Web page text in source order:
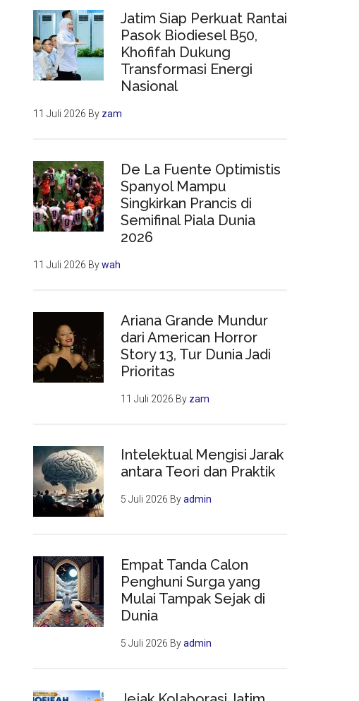
Jatim Siap Perkuat Rantai
Pasok Biodiesel B50,
Khofifah Dukung
Transformasi Energi
Nasional
11 Juli 2026 By zam
De La Fuente Optimistis
Spanyol Mampu
Singkirkan Prancis di
Semifinal Piala Dunia
2026
11 Juli 2026 Bywah
Ariana Grande Mundur
dari American Horror
Story 13, Tur Dunia Jadi
Prioritas
11 Juli 2026 By zam
Intelektual Mengisi Jarak
antara Teori dan Praktik
5 Juli 2026 Byadmin
Empat Tanda Calon
Penghuni Surga yang
Mulai Tampak Sejak di
Dunia
5 Juli 2026 Byadmin